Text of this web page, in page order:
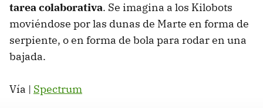
tarea colaborativa. Se imagina a los Kilobots
moviéndose por las dunas de Marte en forma de
serpiente, o en forma de bola para rodar en una
bajada.
Vía | Spectrum